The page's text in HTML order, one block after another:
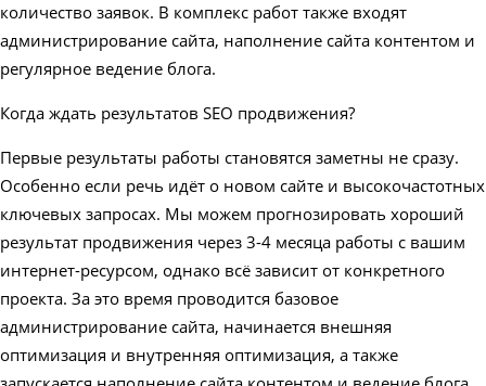
количество заявок. В комплекс работ также входят
администрирование сайта, наполнение сайта контентом и
регулярное ведение блога.
Когда ждать результатов SEO продвижения?
Первые результаты работы становятся заметны не сразу.
Особенно если речь идёт о новом сайте и высокочастотных
ключевых запросах. Мы можем прогнозировать хороший
результат продвижения через 3-4 месяца работы с вашим
интернет-ресурсом, однако всё зависит от конкретного
проекта. За это время проводится базовое
администрирование сайта, начинается внешняя
оптимизация и внутренняя оптимизация, а также